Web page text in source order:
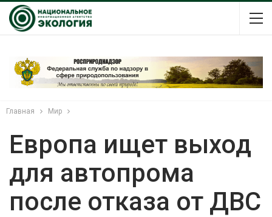
Главная Мир
Европа ищет выход
для автопрома
после отказа от ДВС